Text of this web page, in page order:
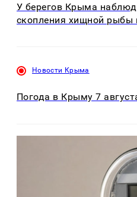
У берегов Крыма
скопления хищной рыбы
Новости Крыма
Погода в Крыму 7